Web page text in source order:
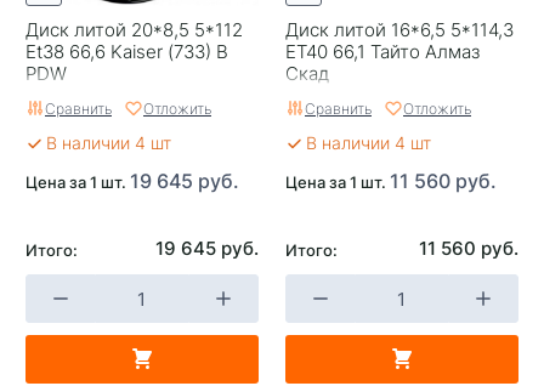
Диск литой 20*8,5 5*112
Et38 66,6 Kaiser (733) B
PDW
Сравнить Отложить
В наличии 4 шт
Цена за 1 шт. 19 645 руб.
Итого: 19 645 руб.
Диск литой 16*6,5 5*114,3
ET40 66,1 Тайто Алмаз
Скад
Сравнить Отложить
В наличии 4 шт
Цена за 1 шт. 11 560 руб.
Итого: 11 560 руб.